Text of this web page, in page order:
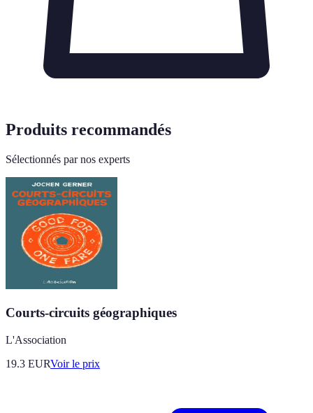
Produits recommandés
Sélectionnés par nos experts
Courts-circuits géographiques
L'Association
19.3 EURVoir le prix